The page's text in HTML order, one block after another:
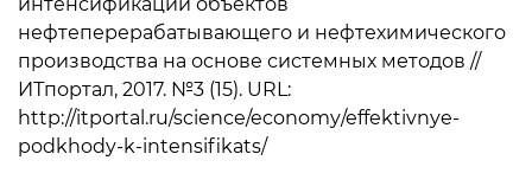
нефтеперерабатывающего и нефтехимического
производства на основе системных методов //
ИТпортал, 2017. №3 (15). URL:
http://itportal.ru/science/economy/effektivnye-
podkhody-k-intensifikats/